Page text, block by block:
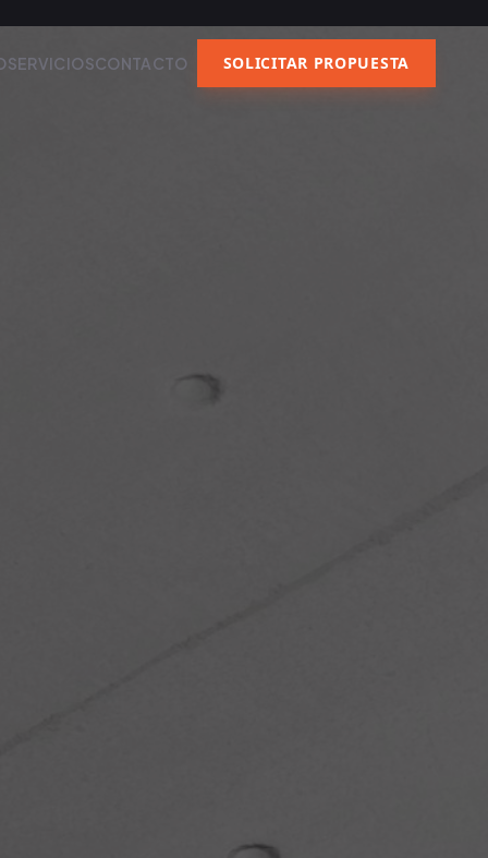
SERVICIOSCONTACTO SOLICITAR PROPUESTA